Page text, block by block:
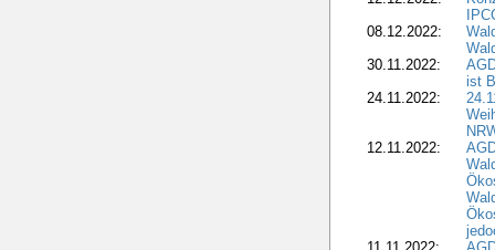
08.12.2022:
30.11.2022:
ist
24.11.2022:
12.11.2022: